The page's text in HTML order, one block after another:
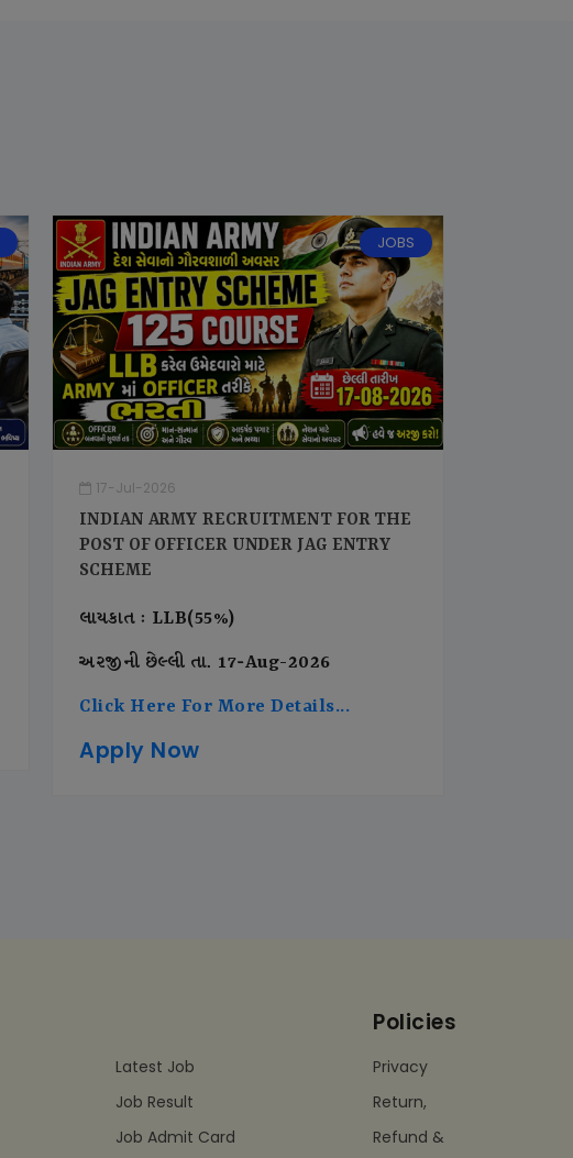
JOBS
17-Jul-2026
INDIAN ARMY RECRUITMENT FOR THE
POST OF OFFICER UNDER JAG ENTRY
SCHEME
લાયકાત : LLB(55%)
અરજીની છેલ્લી તા. 17-Aug-2026
Click Here For More Details...
Apply Now
Latest Job
Job Result
Job Admit Card
Policies
Privacy
Return,
Refund &